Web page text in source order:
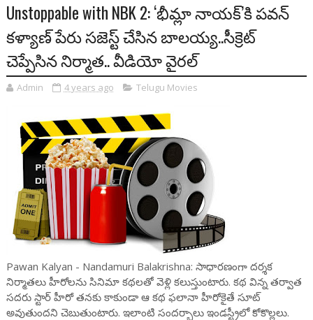
Unstoppable with NBK 2: ‘భీమ్లా నాయక్’కి పవన్
కళ్యాణ్ పేరు సజెస్ట్ చేసిన బాలయ్య..సీక్రెట్
చెప్పేసిన నిర్మాత.. వీడియో వైరల్
Admin 4 years ago Telugu Movies
Pawan Kalyan - Nandamuri Balakrishna: సాధార‌ణంగా ద‌ర్శ‌క
నిర్మాత‌లు హీరోల‌ను సినిమా క‌థ‌ల‌తో వెళ్లి క‌లుస్తుంటారు. క‌థ విన్న త‌ర్వాత
స‌ద‌రు స్టార్ హీరో త‌న‌కు కాకుండా ఆ క‌థ ఫ‌లానా హీరోకైతే సూట్
అవుతుంద‌ని చెబుతుంటారు. ఇలాంటి సంద‌ర్భాలు ఇండ‌స్ట్రీలో కోకొల్ల‌లు.